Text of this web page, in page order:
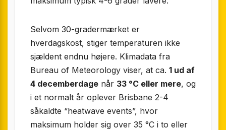
Selvom 30-gradermærket er
hverdagskost, stiger temperaturen ikke
sjældent endnu højere. Klimadata fra
Bureau of Meteorology viser, at ca. 1 ud af
4 decemberdage når 33 °C eller mere, og
i et normalt år oplever Brisbane 2-4
såkaldte “heatwave events”, hvor
maksimum holder sig over 35 °C i to eller